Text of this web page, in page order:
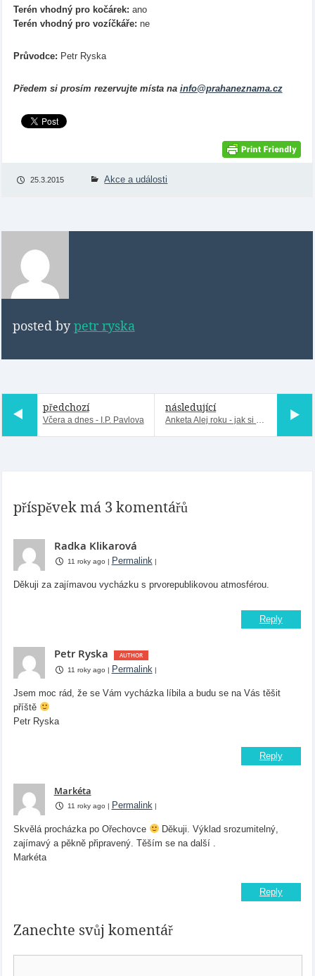
Terén vhodný pro kočárek: ano
Terén vhodný pro vozíčkáře: ne
Průvodce: Petr Ryska
Předem si prosím rezervujte místa na info@prahaneznama.cz
25.3.2015 Akce a události
posted bypetr ryska
předchozí
Včera a dnes - I.P. Pavlova
následující
Anketa Alej roku - jak si stojí Praha
příspěvek má 3 komentářů
Radka Klikarová
11 roky ago | Permalink |
Děkuji za zajímavou vycházku s prvorepublikovou atmosférou.
Reply
Petr Ryska
11 roky ago | Permalink |
Jsem moc rád, že se Vám vycházka líbila a budu se na Vás těšit
příště
Petr Ryska
Reply
Markéta
11 roky ago | Permalink |
Skvělá procházka po Ořechovce
Děkuji. Výklad srozumitelný,
zajímavý a pěkně připravený. Těším se na další .
Markéta
Reply
Zanechte svůj komentář